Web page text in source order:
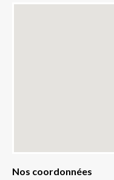
Nos coordonnées